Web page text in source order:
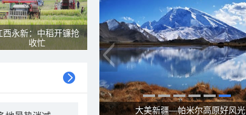
西永新：中稻开镰抢
收忙
大美新疆—帕米尔高原好风光